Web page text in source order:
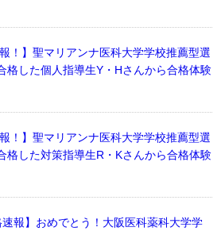
報！】聖マリアンナ医科大学学校推薦型選
格した個人指導生Y・Hさんから合格体験
報！】聖マリアンナ医科大学学校推薦型選
格した対策指導生R・Kさんから合格体験
速報】おめでとう！大阪医科薬科大学学